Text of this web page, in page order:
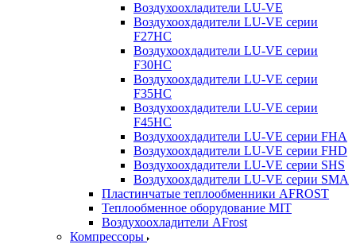
Воздухоохладители LU-VE
Воздухоохдадители LU-VE серии
F27HC
Воздухоохдадители LU-VE серии
F30HC
Воздухоохдадители LU-VE серии
F35HC
Воздухоохдадители LU-VE серии
F45HC
Воздухоохдадители LU-VE серии FHA
Воздухоохдадители LU-VE серии FHD
Воздухоохдадители LU-VE серии SHS
Воздухоохдадители LU-VE серии SMA
Пластинчатые теплообменники AFROST
Теплообменное оборудование MIT
Воздухоохладители AFrost
Компрессоры